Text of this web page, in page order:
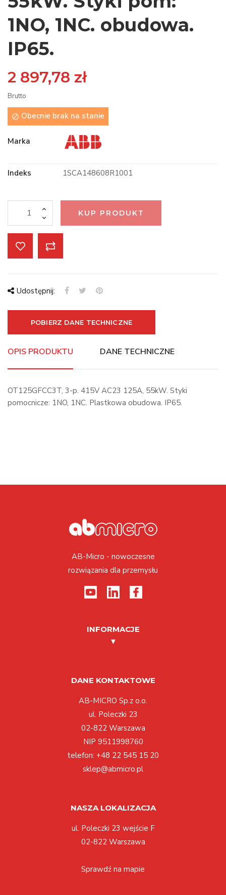
1NO, 1NC. obudowa.
IP65.
2 897,78 zł
Brutto
 Obecnie brak na stanie
Marka
Indeks 1SCA148608R1001
KUP PRODUKT
Udostępnij:
POBIERZ DANE TECHNICZNE
OPIS PRODUKTU DANE TECHNICZNE
OT125GFCC3T, 3-p. 415V AC23 125A, 55kW. Styki
pomocnicze: 1NO, 1NC. Plastkowa obudowa. IP65.
AB-Micro - nowoczesne
rozwiązania dla przemysłu
INFORMACJE
DANE KONTAKTOWE
AB-MICRO Sp.z o.o.
ul. Poleczki 23
02-822 Warszawa
NIP 9511998760
telefon: +48 22 545 15 20
sklep@abmicro.pl
NASZA LOKALIZACJA
ul. Poleczki 23 wejście F
02-822 Warszawa
Sprawdź na mapie